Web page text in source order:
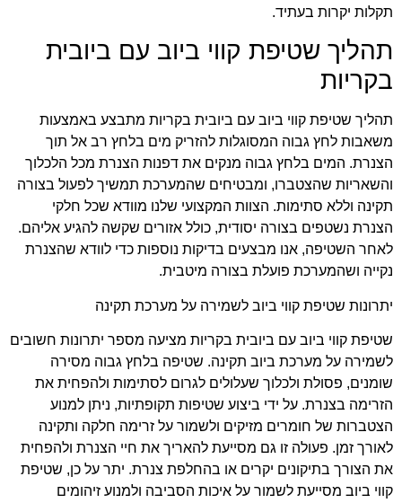
תקלות יקרות בעתיד.
תהליך שטיפת קווי ביוב עם ביובית
בקריות
תהליך שטיפת קווי ביוב עם ביובית בקריות מתבצע באמצעות
משאבות לחץ גבוה המסוגלות להזריק מים בלחץ רב אל תוך
הצנרת. המים בלחץ גבוה מנקים את דפנות הצנרת מכל הלכלוך
והשאריות שהצטברו, ומבטיחים שהמערכת תמשיך לפעול בצורה
תקינה וללא סתימות. הצוות המקצועי שלנו מוודא שכל חלקי
הצנרת נשטפים בצורה יסודית, כולל אזורים שקשה להגיע אליהם.
לאחר השטיפה, אנו מבצעים בדיקות נוספות כדי לוודא שהצנרת
נקייה ושהמערכת פועלת בצורה מיטבית.
יתרונות שטיפת קווי ביוב לשמירה על מערכת תקינה
שטיפת קווי ביוב עם ביובית בקריות מציעה מספר יתרונות חשובים
לשמירה על מערכת ביוב תקינה. שטיפה בלחץ גבוה מסירה
שומנים, פסולת ולכלוך שעלולים לגרום לסתימות ולהפחית את
הזרימה בצנרת. על ידי ביצוע שטיפות תקופתיות, ניתן למנוע
הצטברות של חומרים מזיקים ולשמור על זרימה חלקה ותקינה
לאורך זמן. פעולה זו גם מסייעת להאריך את חיי הצנרת ולהפחית
את הצורך בתיקונים יקרים או בהחלפת צנרת. יתר על כן, שטיפת
קווי ביוב מסייעת לשמור על איכות הסביבה ולמנוע זיהומים